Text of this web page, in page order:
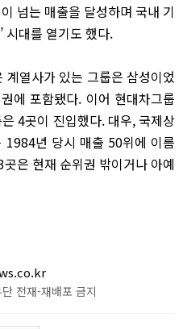
넘는 매출을 달성하며 국내 기
시대를 열기도 했다.
열사가 있는 그룹은 삼성이었
에 포함됐다. 이어 현대차그룹
4곳이 진입했다. 대우, 국제상
1984년 당시 매출 50위에 이름
은 현재 순위권 밖이거나 아예
전재-재배포 금지